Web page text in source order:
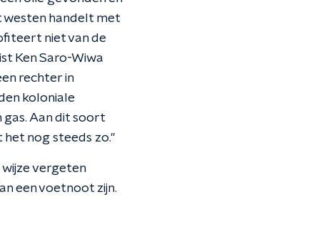
westen handelt met
niet van de
Ken Saro-Wiwa
rechter in
koloniale
Aan dit soort
nog steeds zo.''
vergeten
een voetnoot zijn.